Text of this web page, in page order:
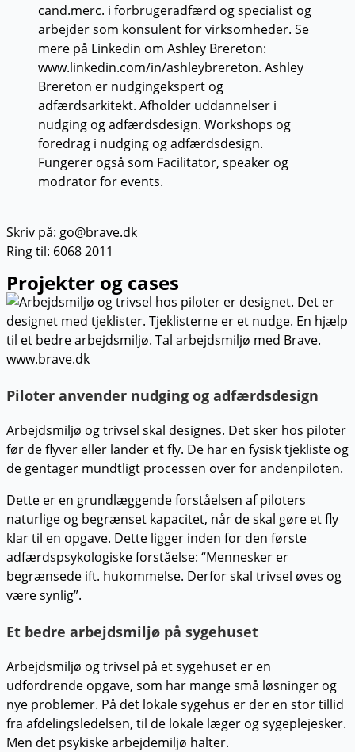
Skriv på: go@brave.dk
Ring til: 6068 2011
Projekter og cases
Piloter anvender nudging og adfærdsdesign
Arbejdsmiljø og trivsel skal designes. Det sker hos piloter
før de flyver eller lander et fly. De har en fysisk tjekliste og
de gentager mundtligt processen over for andenpiloten.
Dette er en grundlæggende forståelsen af piloters
naturlige og begrænset kapacitet, når de skal gøre et fly
klar til en opgave. Dette ligger inden for den første
adfærdspsykologiske forståelse: “Mennesker er
begrænsede ift. hukommelse. Derfor skal trivsel øves og
være synlig”.
Et bedre arbejdsmiljø på sygehuset
Arbejdsmiljø og trivsel på et sygehuset er en
udfordrende opgave, som har mange små løsninger og
nye problemer. På det lokale sygehus er der en stor tillid
fra afdelingsledelsen, til de lokale læger og sygeplejesker.
Men det psykiske arbejdemiljø halter.